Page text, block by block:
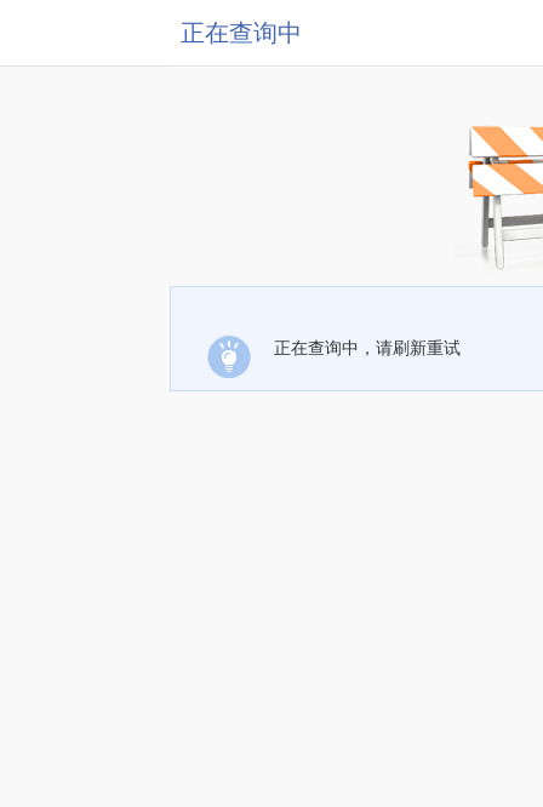
正在查询中
正在查询中，请刷新重试